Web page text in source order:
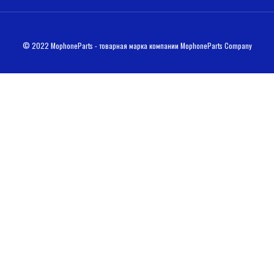
© 2022 MophoneParts - товарная марка компании MophoneParts Company